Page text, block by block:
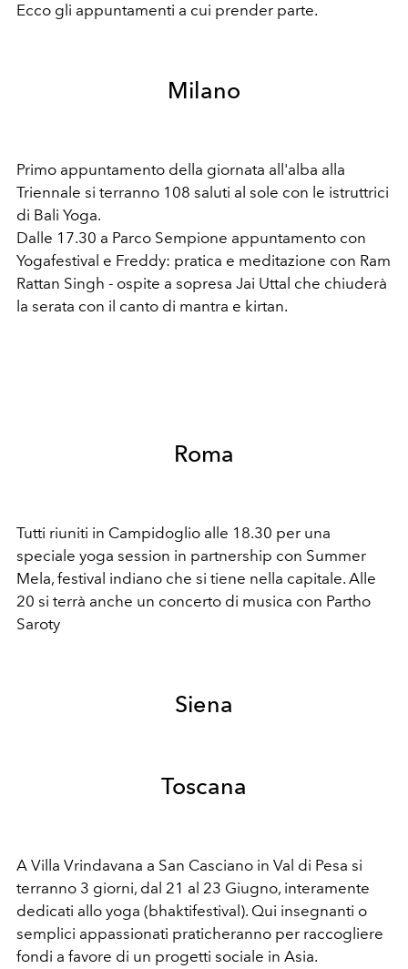
Ecco gli appuntamenti a cui prender parte.
Milano
Primo appuntamento della giornata all'alba alla
Triennale si terranno 108 saluti al sole con le istruttrici
di Bali Yoga.
Dalle 17.30 a Parco Sempione appuntamento con
Yogafestival e Freddy: pratica e meditazione con Ram
Rattan Singh - ospite a sopresa Jai Uttal che chiuderà
la serata con il canto di mantra e kirtan.
Roma
Tutti riuniti in Campidoglio alle 18.30 per una
speciale yoga session in partnership con Summer
Mela, festival indiano che si tiene nella capitale. Alle
20 si terrà anche un concerto di musica con Partho
Saroty
Siena
Toscana
A Villa Vrindavana a San Casciano in Val di Pesa si
terranno 3 giorni, dal 21 al 23 Giugno, interamente
dedicati allo yoga (bhaktifestival). Qui insegnanti o
semplici appassionati praticheranno per raccogliere
fondi a favore di un progetti sociale in Asia.